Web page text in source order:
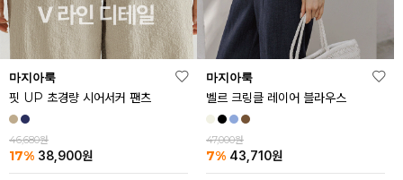
마지아룩
핏 UP 초경량 시어서커 팬츠
46,680원
17% 38,900원
마지아룩
벨르 크링클 레이어 블라우스
47,000원
7% 43,710원